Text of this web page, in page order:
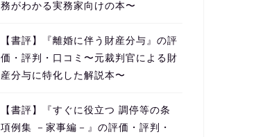
務がわかる実務家向けの本〜
【書評】『離婚に伴う財産分与』の評
価・評判・口コミ〜元裁判官による財
産分与に特化した解説本〜
【書評】『すぐに役立つ 調停等の条
項例集 －家事編－』の評価・評判・